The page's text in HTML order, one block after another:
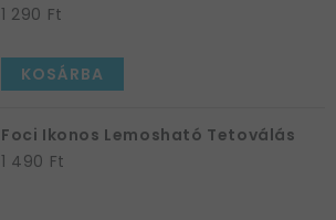
1 290 Ft
KOSÁRBA
Foci Ikonos Lemosható Tetoválás
1 490 Ft